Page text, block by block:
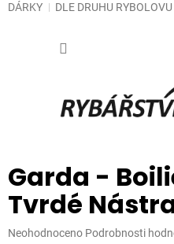
DÁRKY DLE DRUHU RYBOLOVU
Garda -
Tvrdé
Průměrné
Neohodnoceno Podrobnosti